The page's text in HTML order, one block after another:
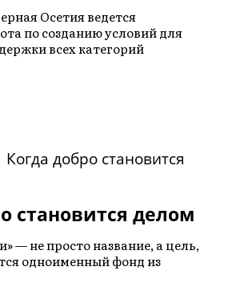
Осетия ведется
по созданию условий для
всех категорий
становится делом
— не просто название, а цель,
одноименный фонд из